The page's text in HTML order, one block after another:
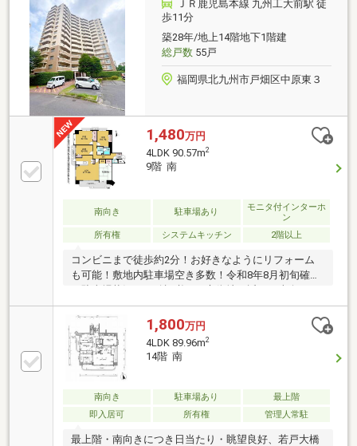
ＪＲ鹿児島本線 九州工大前駅 徒
歩11分
築28年/地上14階地下1階建
総戸数55戸
福岡県北九州市戸畑区中原東３
1,480万円
4LDK 90.57m2
9階 南
南向き 駐車場あり
モニタ付インターホ
ン
所有権
システムキッチン 2階以上
コンビニまで徒歩約2分！お好きなようにリフォーム
も可能！敷地内駐車場空き多数！令和8年8月初旬確認
（駐車場状況は要確認必要）市街地が近い、南向き、
システムキッチン、閑静な住宅地、ＬＤＫ１５畳以
上、和室、高層階、シャワー付洗面化粧台、２面以上
バルコニー、南面バルコニー、平面駐車場、温水洗浄
便座、ＴＶモニタ付インターホン、都市近郊、駐輪
場、食器洗乾燥機
1,800万円
4LDK 89.96m2
14階 南
南向き 駐車場あり
最上階
即入居可
所有権 管理人常駐
最上階・南向きにつき日当たり・眺望良好、若戸大橋